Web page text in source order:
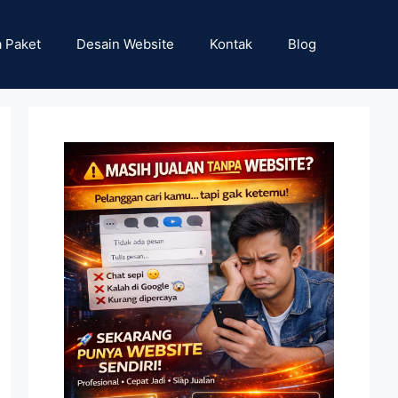
Paket Desain Website Kontak Blog